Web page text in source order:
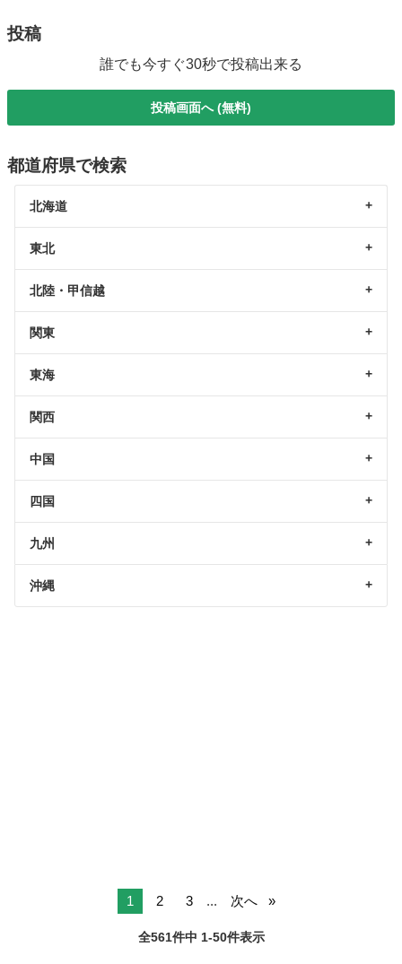
投稿
誰でも今すぐ30秒で投稿出来る
投稿画面へ (無料)
都道府県で検索
北海道
東北
北陸・甲信越
関東
東海
関西
中国
四国
九州
沖縄
1 2 3 ... 次へ
全561件中 1-50件表示